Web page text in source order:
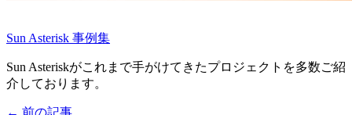
Sun Asterisk 事例集
Sun Asteriskがこれまで手がけてきたプロジェクトを多数ご紹
介しております。
← 前の記事